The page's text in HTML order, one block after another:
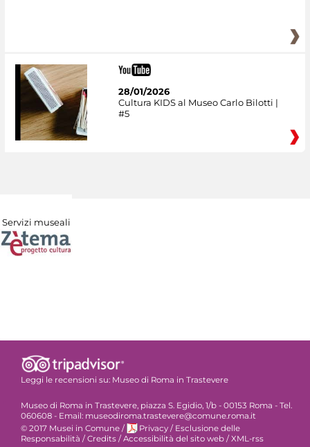
28/01/2026
Cultura KIDS al Museo Carlo Bilotti |
#5
Servizi museali
Leggi le recensioni su: Museo di Roma in Trastevere
Museo di Roma in Trastevere, piazza S. Egidio, 1/b - 00153 Roma - Tel.
060608 - Email: museodiroma.trastevere@comune.roma.it
© 2017 Musei in Comune / Privacy / Esclusione delle
Responsabilità / Credits / Accessibilità del sito web / XML-rss